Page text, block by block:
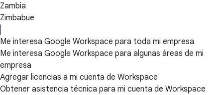
Zambia
Zimbabue
Me interesa Google Workspace para toda mi empresa
Me interesa Google Workspace para algunas áreas de mi
empresa
Agregar licencias a mi cuenta de Workspace
Obtener asistencia técnica para mi cuenta de Workspace